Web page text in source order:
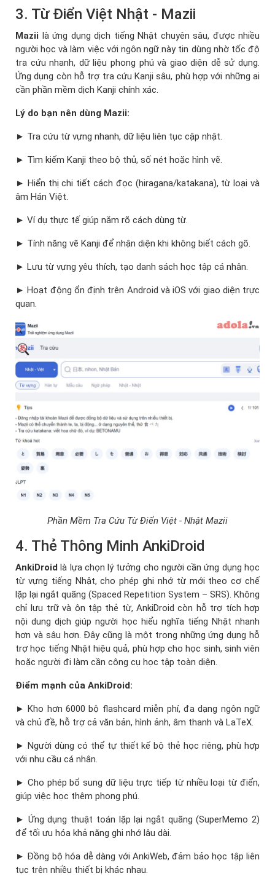
3. Từ Điển Việt Nhật - Mazii
Mazii là ứng dụng dịch tiếng Nhật chuyên sâu, được nhiều
người học và làm việc với ngôn ngữ này tin dùng nhờ tốc độ
tra cứu nhanh, dữ liệu phong phú và giao diện dễ sử dụng.
Ứng dụng còn hỗ trợ tra cứu Kanji sâu, phù hợp với những ai
cần phần mềm dịch Kanji chính xác.
Lý do bạn nên dùng Mazii:
► Tra cứu từ vựng nhanh, dữ liệu liên tục cập nhật.
► Tìm kiếm Kanji theo bộ thủ, số nét hoặc hình vẽ.
► Hiển thị chi tiết cách đọc (hiragana/katakana), từ loại và
âm Hán Việt.
► Ví dụ thực tế giúp nắm rõ cách dùng từ.
► Tính năng vẽ Kanji để nhận diện khi không biết cách gõ.
► Lưu từ vựng yêu thích, tạo danh sách học tập cá nhân.
► Hoạt động ổn định trên Android và iOS với giao diện trực
quan.
Phần Mềm Tra Cứu Từ Điển Việt - Nhật Mazii
4. Thẻ Thông Minh AnkiDroid
AnkiDroid là lựa chọn lý tưởng cho người cần ứng dụng học
từ vựng tiếng Nhật, cho phép ghi nhớ từ mới theo cơ chế
lặp lại ngắt quãng (Spaced Repetition System – SRS). Không
chỉ lưu trữ và ôn tập thẻ từ, AnkiDroid còn hỗ trợ tích hợp
nội dung dịch giúp người học hiểu nghĩa tiếng Nhật nhanh
hơn và sâu hơn. Đây cũng là một trong những ứng dụng hỗ
trợ học tiếng Nhật hiệu quả, phù hợp cho học sinh, sinh viên
hoặc người đi làm cần công cụ học tập toàn diện.
Điểm mạnh của AnkiDroid:
► Kho hơn 6000 bộ flashcard miễn phí, đa dạng ngôn ngữ
và chủ đề, hỗ trợ cả văn bản, hình ảnh, âm thanh và LaTeX.
► Người dùng có thể tự thiết kế bộ thẻ học riêng, phù hợp
với nhu cầu cá nhân.
► Cho phép bổ sung dữ liệu trực tiếp từ nhiều loại từ điển,
giúp việc học thêm phong phú.
► Ứng dụng thuật toán lặp lại ngắt quãng (SuperMemo 2)
để tối ưu hóa khả năng ghi nhớ lâu dài.
► Đồng bộ hóa dễ dàng với AnkiWeb, đảm bảo học tập liên
tục trên nhiều thiết bị khác nhau.